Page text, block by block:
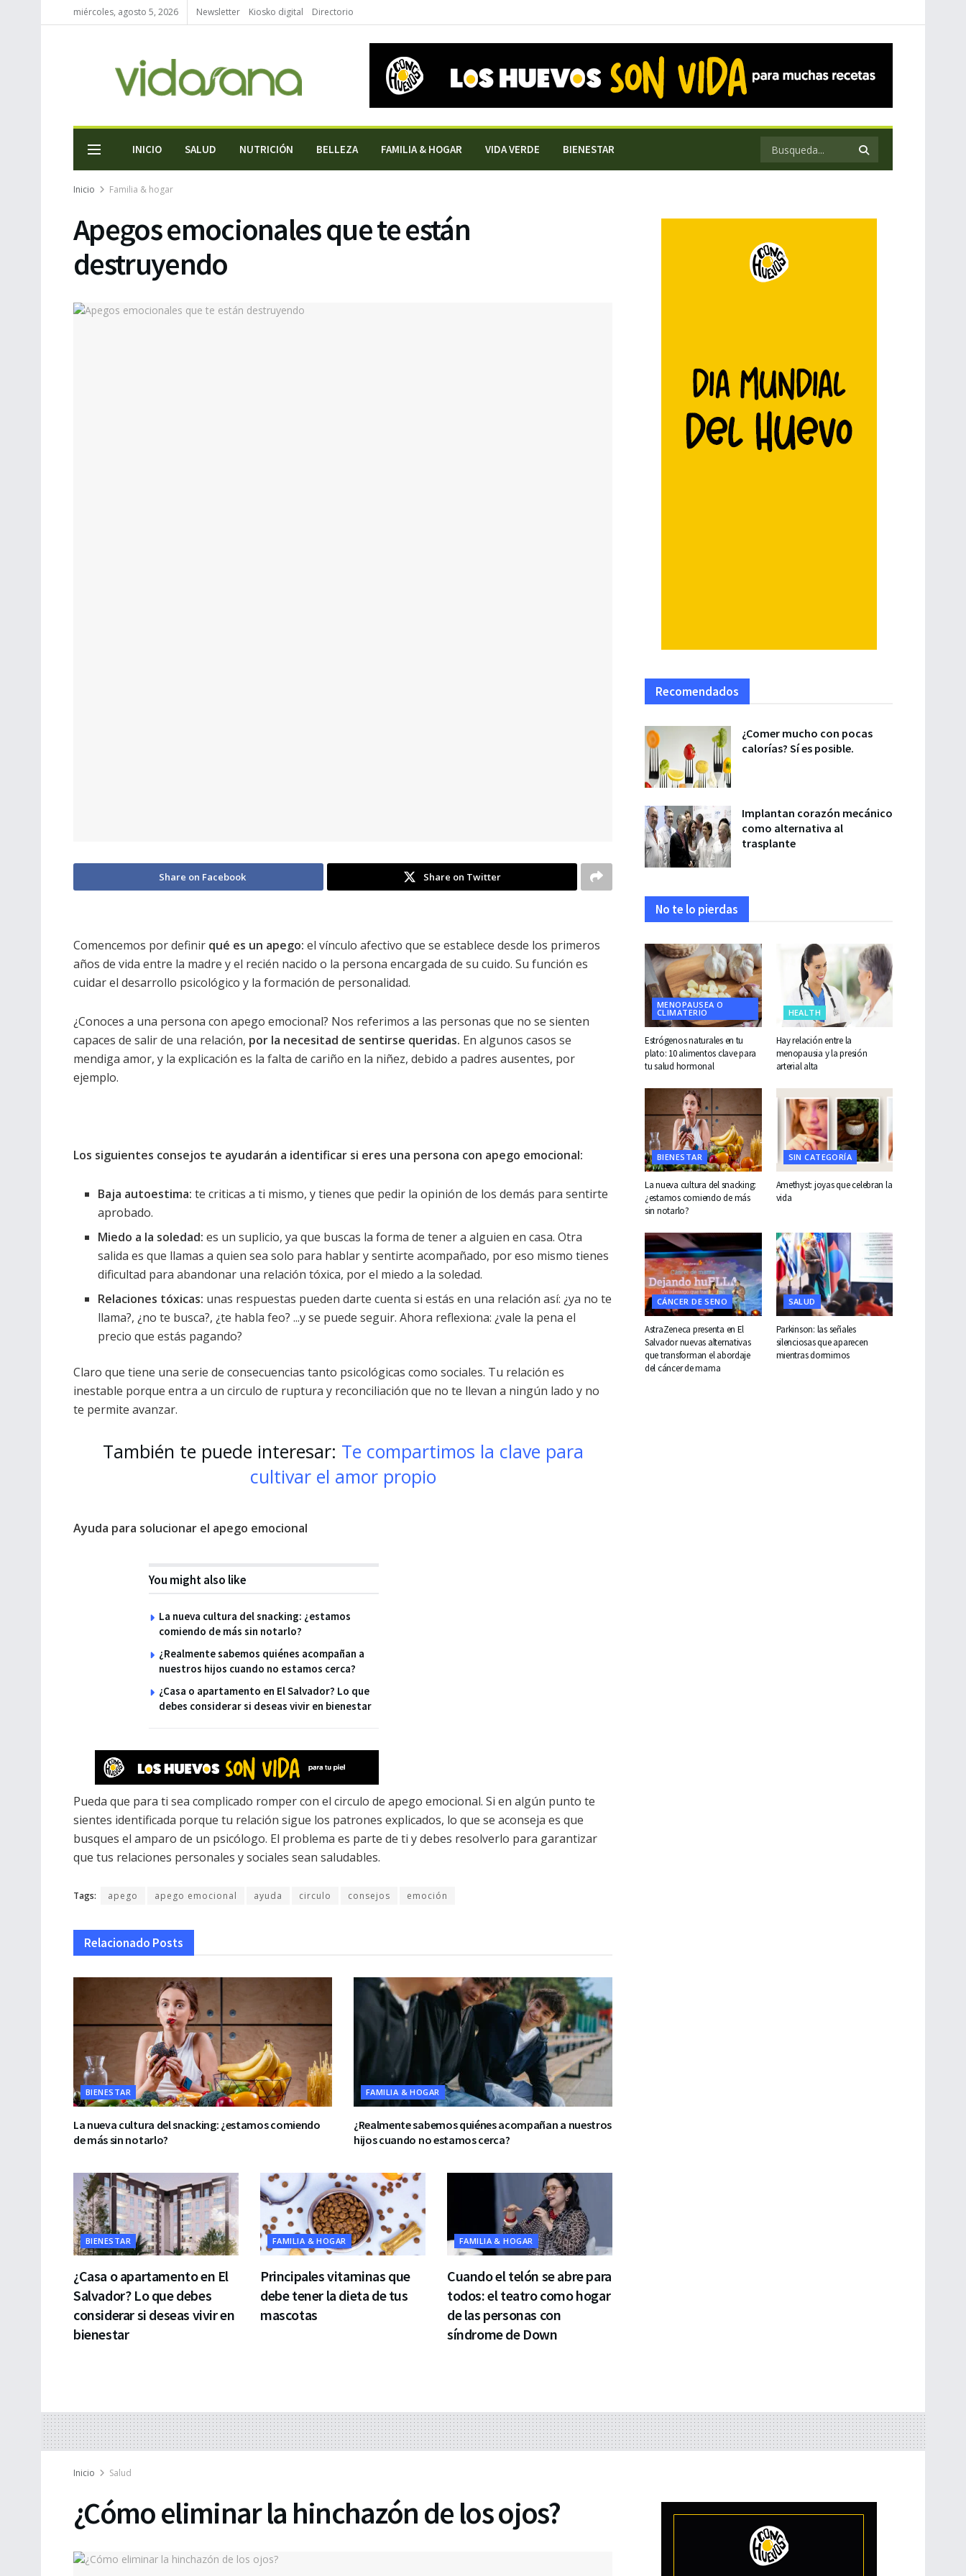
miércoles, agosto 5, 2026 Newsletter Kiosko digital Directorio
INICIO SALUD NUTRICIÓN BELLEZA FAMILIA & HOGAR VIDA VERDE BIENESTAR
Inicio Familia & hogar
Apegos emocionales que te están
destruyendo
Share on Facebook Share on Twitter
Comencemos por definir qué es un apego: el vínculo afectivo que se establece desde los primeros
años de vida entre la madre y el recién nacido o la persona encargada de su cuido. Su función es
cuidar el desarrollo psicológico y la formación de personalidad.
¿Conoces a una persona con apego emocional? Nos referimos a las personas que no se sienten
capaces de salir de una relación, por la necesitad de sentirse queridas. En algunos casos se
mendiga amor, y la explicación es la falta de cariño en la niñez, debido a padres ausentes, por
ejemplo.
Los siguientes consejos te ayudarán a identificar si eres una persona con apego emocional:
Baja autoestima: te criticas a ti mismo, y tienes que pedir la opinión de los demás para sentirte
aprobado.
Miedo a la soledad: es un suplicio, ya que buscas la forma de tener a alguien en casa. Otra
salida es que llamas a quien sea solo para hablar y sentirte acompañado, por eso mismo tienes
dificultad para abandonar una relación tóxica, por el miedo a la soledad.
Relaciones tóxicas: unas respuestas pueden darte cuenta si estás en una relación así: ¿ya no te
llama?, ¿no te busca?, ¿te habla feo? ...y se puede seguir. Ahora reflexiona: ¿vale la pena el
precio que estás pagando?
Claro que tiene una serie de consecuencias tanto psicológicas como sociales. Tu relación es
inestable porque entra a un circulo de ruptura y reconciliación que no te llevan a ningún lado y no
te permite avanzar.
También te puede interesar: Te compartimos la clave para
cultivar el amor propio
Ayuda para solucionar el apego emocional
You might also like
La nueva cultura del snacking: ¿estamos
comiendo de más sin notarlo?
¿Realmente sabemos quiénes acompañan a
nuestros hijos cuando no estamos cerca?
¿Casa o apartamento en El Salvador? Lo que
debes considerar si deseas vivir en bienestar
Pueda que para ti sea complicado romper con el circulo de apego emocional. Si en algún punto te
sientes identificada porque tu relación sigue los patrones explicados, lo que se aconseja es que
busques el amparo de un psicólogo. El problema es parte de ti y debes resolverlo para garantizar
que tus relaciones personales y sociales sean saludables.
Tags: apego apego emocional ayuda circulo consejos emoción
Relacionado Posts
BIENESTAR
La nueva cultura del snacking: ¿estamos comiendo
de más sin notarlo?
FAMILIA & HOGAR
¿Realmente sabemos quiénes acompañan a nuestros
hijos cuando no estamos cerca?
BIENESTAR
¿Casa o apartamento en El
Salvador? Lo que debes
considerar si deseas vivir en
bienestar
FAMILIA & HOGAR
Principales vitaminas que
debe tener la dieta de tus
mascotas
FAMILIA & HOGAR
Cuando el telón se abre para
todos: el teatro como hogar
de las personas con
síndrome de Down
Recomendados
¿Comer mucho con pocas
calorías? Sí es posible.
Implantan corazón mecánico
como alternativa al
trasplante
No te lo pierdas
MENOPAUSEA O
CLIMATERIO
Estrógenos naturales en tu
plato: 10 alimentos clave para
tu salud hormonal
HEALTH
Hay relación entre la
menopausia y la presión
arterial alta
BIENESTAR
La nueva cultura del snacking:
¿estamos comiendo de más
sin notarlo?
SIN CATEGORÍA
Amethyst: joyas que celebran la
vida
CÁNCER DE SENO
AstraZeneca presenta en El
Salvador nuevas alternativas
que transforman el abordaje
del cáncer de mama
SALUD
Parkinson: las señales
silenciosas que aparecen
mientras dormimos
Inicio Salud
¿Cómo eliminar la hinchazón de los ojos?